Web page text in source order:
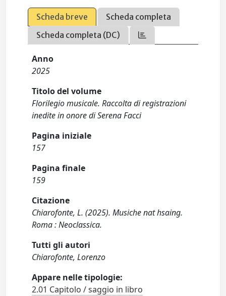
Scheda breve
Scheda completa
Scheda completa (DC)
Anno
2025
Titolo del volume
Florilegio musicale. Raccolta di registrazioni
inedite in onore di Serena Facci
Pagina iniziale
157
Pagina finale
159
Citazione
Chiarofonte, L. (2025). Musiche nat hsaing.
Roma : Neoclassica.
Tutti gli autori
Chiarofonte, Lorenzo
Appare nelle tipologie:
2.01 Capitolo / saggio in libro